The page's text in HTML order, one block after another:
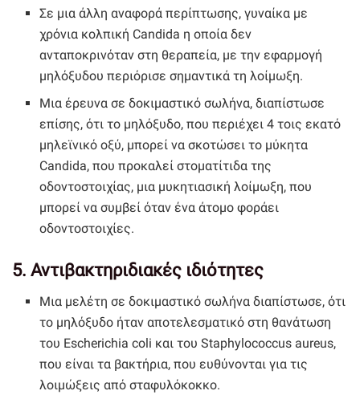
Σε μια άλλη αναφορά περίπτωσης, γυναίκα με
χρόνια κολπική Candida η οποία δεν
ανταποκρινόταν στη θεραπεία, με την εφαρμογή
μηλόξυδου περιόρισε σημαντικά τη λοίμωξη.
Μια έρευνα σε δοκιμαστικό σωλήνα, διαπίστωσε
επίσης, ότι το μηλόξυδο, που περιέχει 4 τοις εκατό
μηλεϊνικό οξύ, μπορεί να σκοτώσει το μύκητα
Candida, που προκαλεί στοματίτιδα της
οδοντοστοιχίας, μια μυκητιασική λοίμωξη, που
μπορεί να συμβεί όταν ένα άτομο φοράει
οδοντοστοιχίες.
5. Αντιβακτηριδιακές ιδιότητες
Μια μελέτη σε δοκιμαστικό σωλήνα διαπίστωσε, ότι
το μηλόξυδο ήταν αποτελεσματικό στη θανάτωση
του Escherichia coli και του Staphylococcus aureus,
που είναι τα βακτήρια, που ευθύνονται για τις
λοιμώξεις από σταφυλόκοκκο.